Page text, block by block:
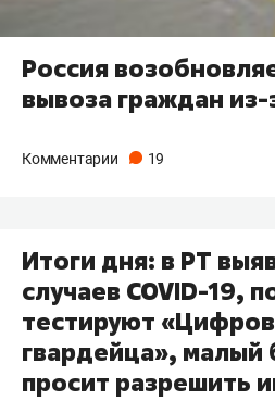
Россия
вывоза граждан
Комментарии 19
Итоги дня: в РТ
случаев COVID-19,
тестируют
гвардейца», малый
просит разрешить